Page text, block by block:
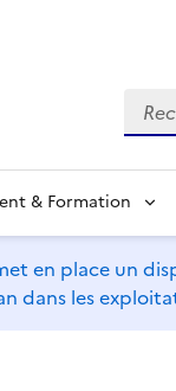
& Formation
en place un
dans les